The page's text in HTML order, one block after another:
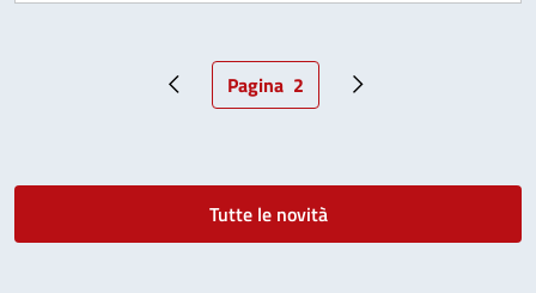
Pagina precedente
Pagina attuale
Pagina 2 Pagina successiva
Tutte le novità